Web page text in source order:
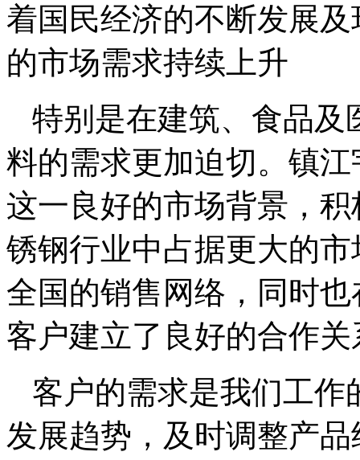
着国民经济的不断发展
的市场需求持续上升
特别是在建筑、食品及
料的需求更加迫切。镇
这一良好的市场背景，
锈钢行业中占据更大的
全国的销售网络，同时
客户建立了良好的合作关
客户的需求是我们工作
发展趋势，及时调整产